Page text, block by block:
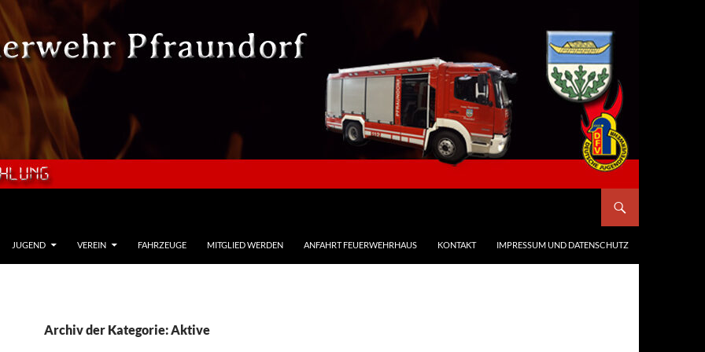
JUGEND VEREIN FAHRZEUGE MITGLIED WERDEN ANFAHRT FEUERWEHRHAUS KONTAKT IMPRESSUM UND DATENSCHUTZ
Archiv der Kategorie: Aktive